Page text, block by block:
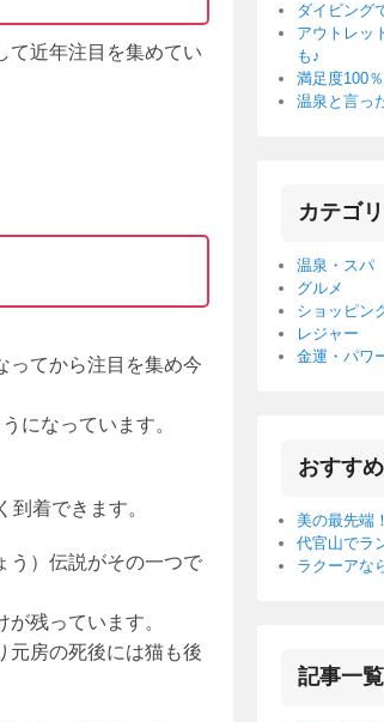
て近年注目を集めてい
ってから注目を集め今
になっています。
着できます。
う）伝説がその一つで
残っています。
元房の死後には猫も後
ダイビング
アウトレッ
も♪
満足度100
温泉と言っ
カテゴ
温泉・スパ
グルメ
ショッピン
レジャー
金運・パワ
おすす
美の最先端
代官山でラ
ラクーアな
記事一覧